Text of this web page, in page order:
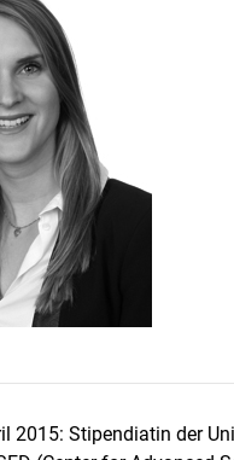
2015: Stipendiatin der